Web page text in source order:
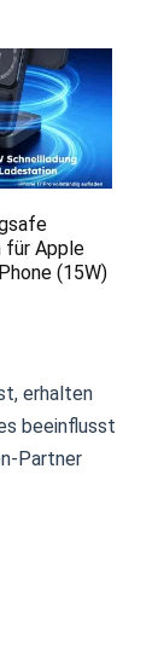
für Apple
(15W)
erhalten
beeinflusst
Partner